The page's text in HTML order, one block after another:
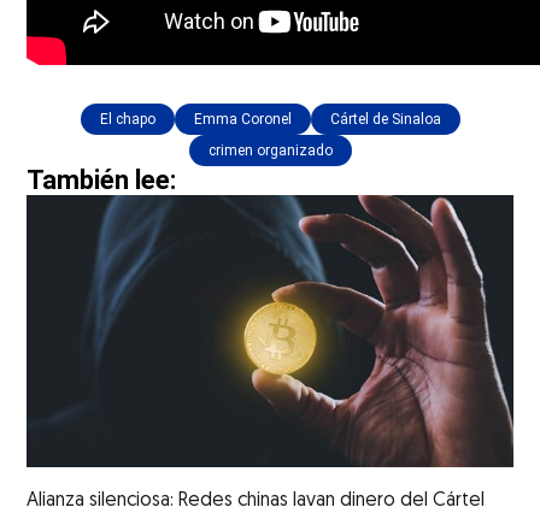
El chapo Emma Coronel
Cártel de Sinaloa
crimen organizado
También lee:
Alianza silenciosa: Redes chinas lavan dinero del Cártel